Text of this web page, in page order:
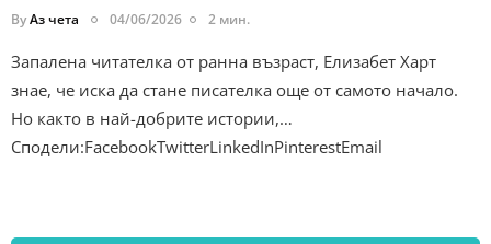
ByАз чета 04/06/2026 2 мин.
Запалена читателка от ранна възраст, Елизабет Харт
знае, че иска да стане писателка още от самото начало.
Но както в най-добрите истории,…
Сподели:FacebookTwitterLinkedInPinterestEmail